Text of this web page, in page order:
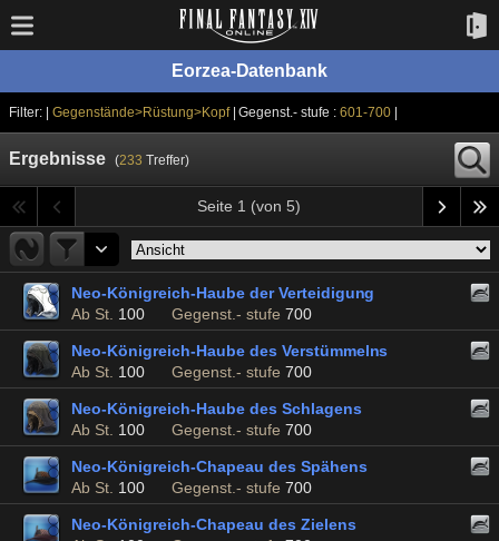
Eorzea-Datenbank
Filter: | Gegenstände>Rüstung>Kopf | Gegenst.- stufe :601-700
Ergebnisse (233 Treffer)
Seite 1 (von 5)
Neo-Königreich-Haube der Verteidigung
Ab St. 100 Gegenst.- stufe 700
Neo-Königreich-Haube des Verstümmelns
Ab St. 100 Gegenst.- stufe 700
Neo-Königreich-Haube des Schlagens
Ab St. 100 Gegenst.- stufe 700
Neo-Königreich-Chapeau des Spähens
Ab St. 100 Gegenst.- stufe 700
Neo-Königreich-Chapeau des Zielens